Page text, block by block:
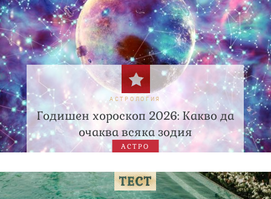
АСТРОЛОГИЯ
Годишен хороскоп 2026: Какво да
очаква всяка зодия
АСТРО